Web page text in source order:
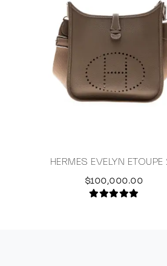
HERMES EVELYN ETOUPE
$100,000.00